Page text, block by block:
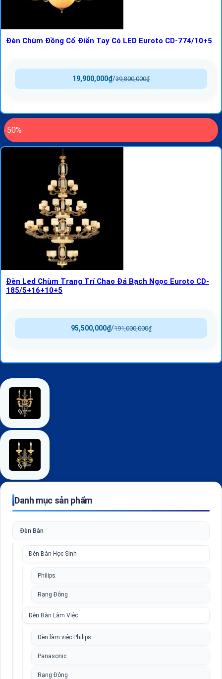
Đèn Chùm Đồng Cổ Điển Tay Có LED Euroto CD-774/10+5
39,800,000₫
/
19,900,000₫
-50%
Đèn Led Chùm Trang Trí Chao Đá Bạch Ngọc Euroto CD-
185/5+16+10+5
191,000,000₫
/
95,500,000₫
Danh mục sản phẩm
Đèn Bàn
Đèn Bàn Học Sinh
Philips
Rạng Đông
Đèn Bàn Làm Việc
Đèn làm việc Philips
Panasonic
Rạng Đông